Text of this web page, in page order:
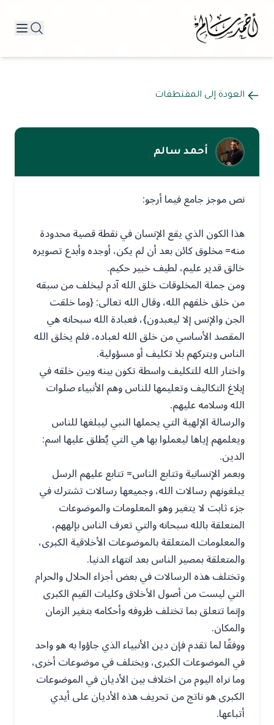
العودة إلى المقتطفات
أحمد سالم
نص موجز جامع فيما أرجو:
هذا الكون الذي يقع الإنسان في نقطة قصية محدودة
منه= مخلوق كائن بعد أن لم يكن، أوجده وأبدع تصويره
خالق قدير عليم، لطيف خبير حكيم.
ومن جملة المخلوقات خلق الله آدم ليخلف من سبقه
من خلق خلقهم الله، وقال الله تعالى: {وما خلقت
الجن والإنس إلا ليعبدون}، فعبادة الله سبحانه هي
المقصد الأساسي من خلق الله لعباده، فلم يخلق الله
الناس ويتركهم بلا تكليف أو مسؤولية.
واختار الله للتكليف واسطة تكون بينه وبين خلقه في
إبلاغ التكاليف وتعليمها للناس وهم الأنبياء صلوات
الله وسلامه عليهم.
والرسالة الإلهية التي يحملها النبي ليبلغها للناس
ويعلمهم إياها ليعملوا بها هي التي يُطلق عليها اسم:
الدين.
وبعمر الإنسانية وتتابع الناس= تتابع عليهم الرسل
يبلغونهم رسالات الله، وجميعها رسالات تشترك في
جزء ثابت لا يتغير وهو المعلومات والموضوعات
المتعلقة بالله سبحانه والتي تعرف الناس بإلههم،
والمعلومات المتعلقة بالموضوعات الأخلاقية الكبرى،
والمتعلقة بمصير الناس بعد انتهاء الدنيا.
وتختلف هذه الرسالات في بعض أجزاء الحلال والحرام
التي ليست من أصول الأخلاق وكليات القيم الكبرى
وإنما تتعلق بما تختلف ظروفه وأحكامه بتغير الزمان
والمكان.
ووفقًا لما تقدم فإن دين الأنبياء الذي جاؤوا به هو واحد
في الموضوعات الكبرى، ويختلف في موضوعات أخرى،
وما نراه اليوم من اختلاف بين الأديان في الموضوعات
الكبرى هو ناتج من تحريف هذه الأديان على أيدي
أتباعها.